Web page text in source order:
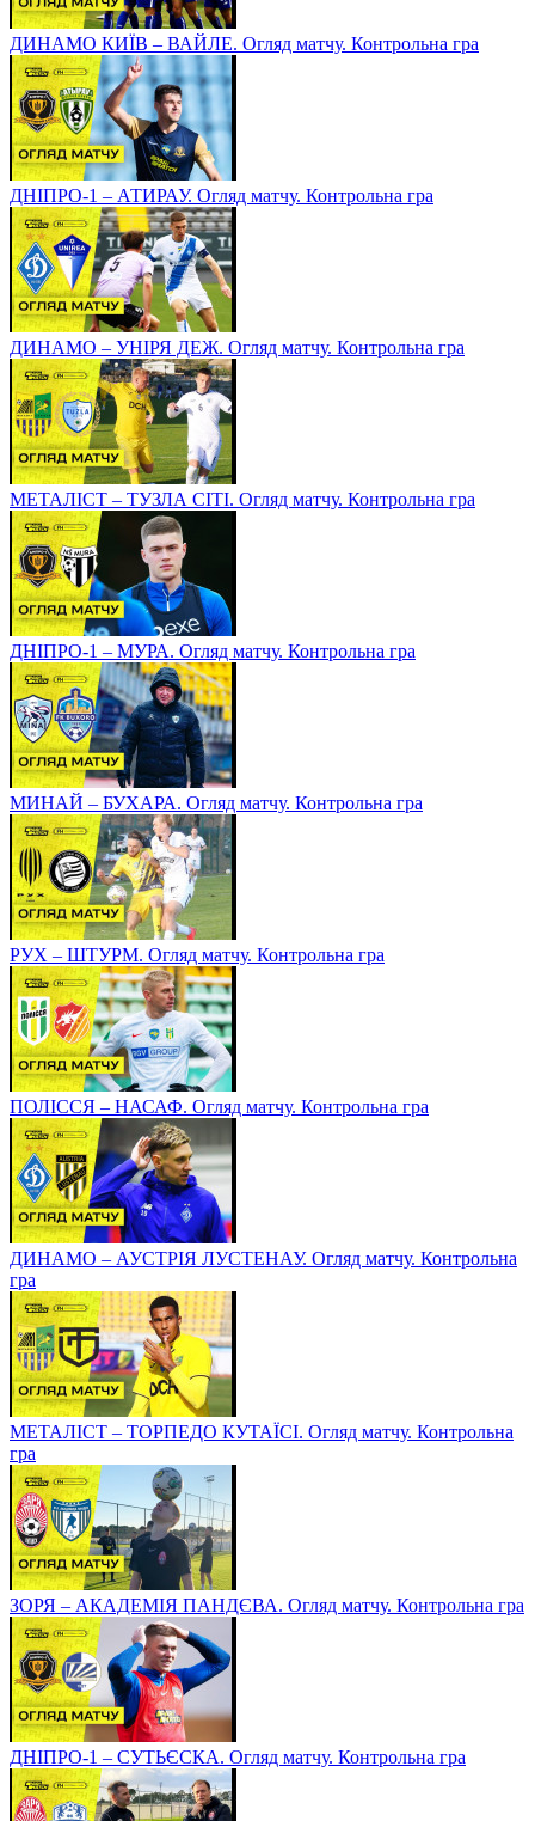
ДИНАМО КИЇВ – ВАЙЛЕ. Огляд матчу. Контрольна гра
ДНІПРО-1 – АТИРАУ. Огляд матчу. Контрольна гра
ДИНАМО – УНІРЯ ДЕЖ. Огляд матчу. Контрольна гра
МЕТАЛІСТ – ТУЗЛА СІТІ. Огляд матчу. Контрольна гра
ДНІПРО-1 – МУРА. Огляд матчу. Контрольна гра
МИНАЙ – БУХАРА. Огляд матчу. Контрольна гра
РУХ – ШТУРМ. Огляд матчу. Контрольна гра
ПОЛІССЯ – НАСАФ. Огляд матчу. Контрольна гра
ДИНАМО – АУСТРІЯ ЛУСТЕНАУ. Огляд матчу. Контрольна
гра
МЕТАЛІСТ – ТОРПЕДО КУТАЇСІ. Огляд матчу. Контрольна
гра
ЗОРЯ – АКАДЕМІЯ ПАНДЄВА. Огляд матчу. Контрольна гра
ДНІПРО-1 – СУТЬЄСКА. Огляд матчу. Контрольна гра